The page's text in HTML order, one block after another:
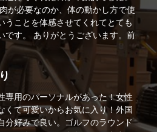
が必要なのか、体の動かし方で使
うことを体感させてくれてとても
です。 ありがとうございます。前
専用のパーソナルがあった！女性
くて可愛いからお気に入り！外国
分好みで良い。ゴルフのラウンド